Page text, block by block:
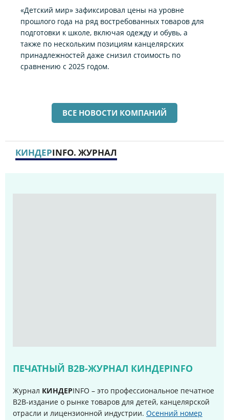
«Детский мир» зафиксировал цены на уровне
прошлого года на ряд востребованных товаров для
подготовки к школе, включая одежду и обувь, а
также по нескольким позициям канцелярских
принадлежностей даже снизил стоимость по
сравнению с 2025 годом.
ВСЕ НОВОСТИ КОМПАНИЙ
КИНДЕРINFO. ЖУРНАЛ
ПЕЧАТНЫЙ B2B-ЖУРНАЛ КИНДЕРINFO
Журнал КИНДЕРINFO – это профессиональное печатное
B2B-издание о рынке товаров для детей, канцелярской
отрасли и лицензионной индустрии. Осенний номер